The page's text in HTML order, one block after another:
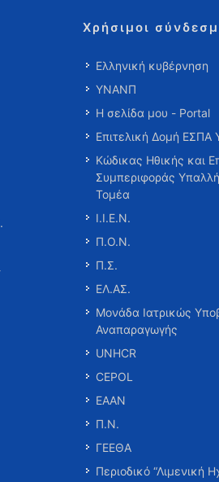
Χρήσιμοι
Ελληνική κυβέρνηση
ΥΝΑΝΠ
Η σελίδα μου - Portal
Επιτελική Δομή
Κώδικας Ηθικής και
Συμπεριφοράς
Τομέα
Ι.Ι.Ε.Ν.
Π.Ο.Ν.
Π.Σ.
ΕΛ.ΑΣ.
Μονάδα Ιατρικώς
Αναπαραγωγής
UNHCR
CEPOL
ΕΑΑΝ
Π.Ν.
ΓΕΕΘΑ
Περιοδικό “Λιμενική